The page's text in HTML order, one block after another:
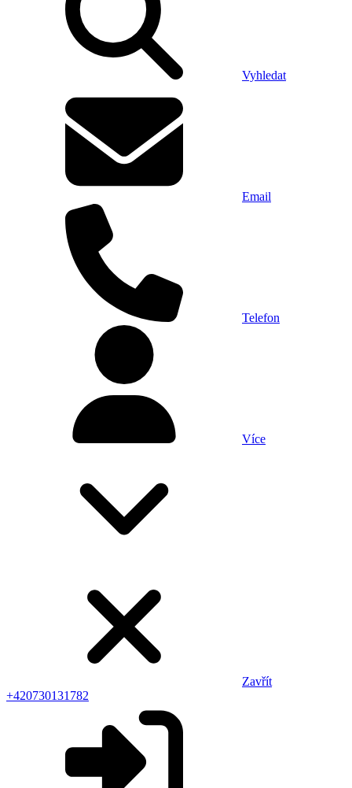
Vyhledat
Email
Telefon
Více
Zavřít
+420730131782